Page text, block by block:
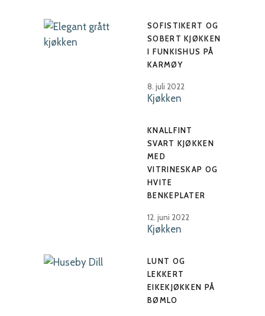
SOFISTIKERT OG
SOBERT KJØKKEN
I FUNKISHUS PÅ
KARMØY
8. juli 2022
Kjøkken
KNALLFINT
SVART KJØKKEN
MED
VITRINESKAP OG
HVITE
BENKEPLATER
12. juni 2022
Kjøkken
LUNT OG
LEKKERT
EIKEKJØKKEN PÅ
BØMLO